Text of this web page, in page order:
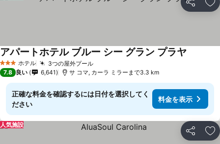
シェア お
3 ホテルのランク
ホテル 3つの屋外プール
アパートホテル ブルー シー グラン プラヤ
7.8 良い 6,641 サ コマ, カーラ ミラーまで3.3 km
正確な料金を確認するには日付を選択してく
ださい
料金を表示
シェア お
人気施設